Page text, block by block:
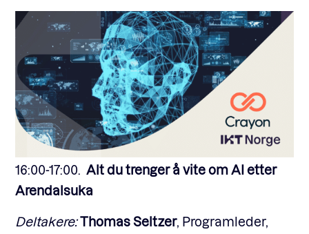
16:00-17:00. Alt du trenger å vite om AI etter
Arendalsuka
Deltakere:Thomas Seltzer, Programleder,